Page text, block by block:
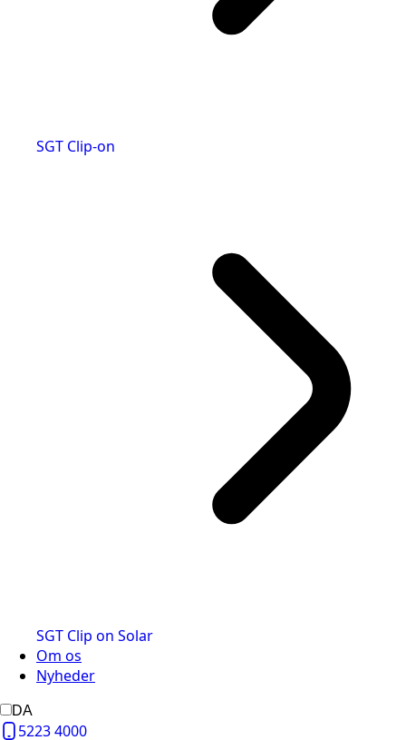
SGT Clip-on
SGT Clip on Solar
Om os
Nyheder
DA
5223 4000